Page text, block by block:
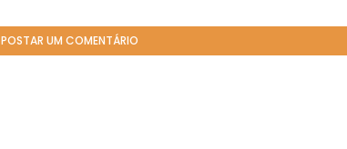
POSTAR UM COMENTÁRIO